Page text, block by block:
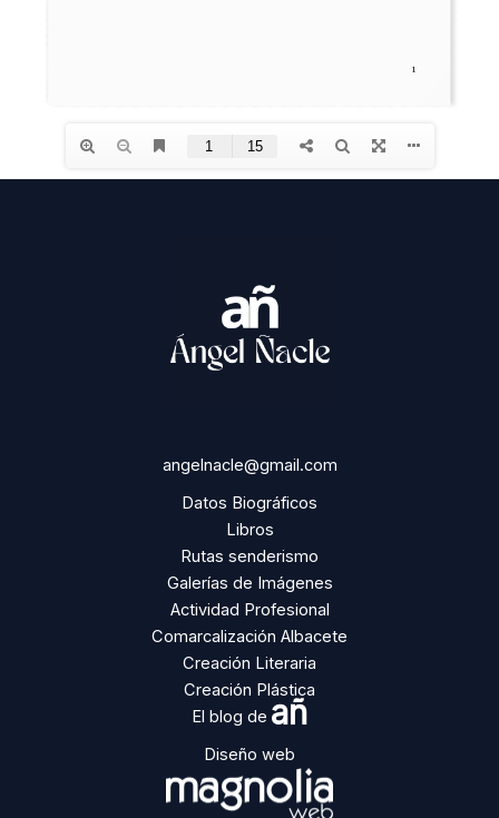
angelnacle@gmail.com
Datos Biográficos
Libros
Rutas senderismo
Galerías de Imágenes
Actividad Profesional
Comarcalización Albacete
Creación Literaria
Creación Plástica
El blog de añ
Diseño web